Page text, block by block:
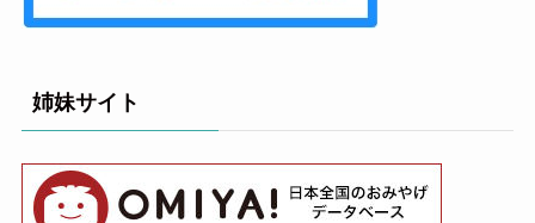
姉妹サイト